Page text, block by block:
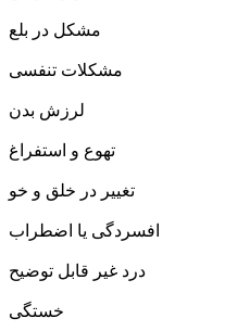
مشکل در بلع
مشکلات تنفسی
لرزش بدن
تهوع و استفراغ
تغییر در خلق و خو
افسردگی یا اضطراب
درد غیر قابل توضیح
خستگی